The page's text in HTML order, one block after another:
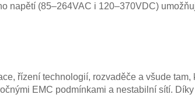
napětí (85–264VAC i 120–370VDC)
řízení technologií, rozvaděče a všude
EMC podmínkami a nestabilní sítí.